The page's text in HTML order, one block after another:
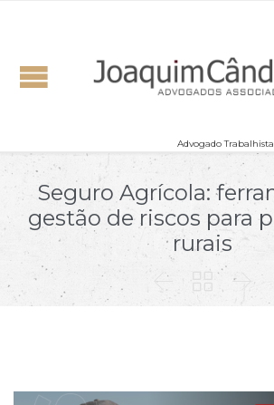
Advogado Trabalhista
Seguro Agrícola:
gestão de riscos para
rurais
 